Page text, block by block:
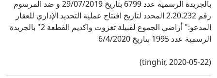
بالجريدة الرسمية عدد 6799 بتاريخ 29/07/2019 و ضد المرسوم
رقم 2.20.232 المحدد لتاريخ افتتاح عملية التحديد الإداري للعقار
المدعو:" أراضي الجموع لقبيلة تغزوت واكديم القطعة 2" بالجريدة
الرسمية عدد 1995 بتاريخ 6/4/2020
(tinghir, 2020-05-22)